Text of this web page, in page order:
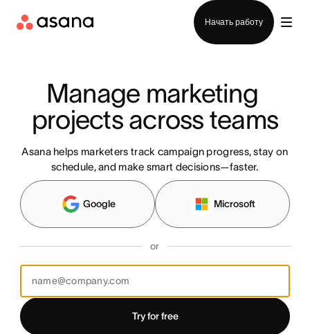
Начать работу
Manage marketing
projects across teams
Asana helps marketers track campaign progress, stay on
schedule, and make smart decisions—faster.
Google Microsoft
or
Try for free